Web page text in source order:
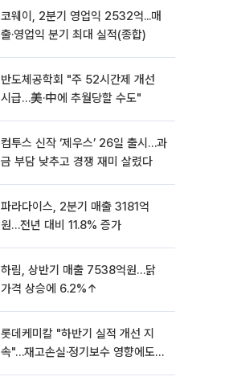
코웨이, 2분기 영업익 2532억...매
출·영업익 분기 최대 실적(종합)
반도체공학회 "주 52시간제 개선
시급…美·中에 추월당할 수도"
컴투스 신작 ‘제우스’ 26일 출시…과
금 부담 낮추고 경쟁 재미 살렸다
파라다이스, 2분기 매출 3181억
원…전년 대비 11.8% 증가
하림, 상반기 매출 7538억원…닭
가격 상승에 6.2%↑
롯데케미칼 "하반기 실적 개선 지
속"…재고손실·정기보수 영향에도